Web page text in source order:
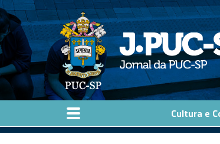
Pular para o conteúdo principal
Cultura e